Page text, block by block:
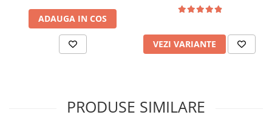
ADAUGA IN COS
VEZI VARIANTE
PRODUSE SIMILARE